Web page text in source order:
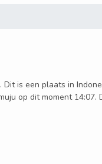
is een plaats in
op dit moment